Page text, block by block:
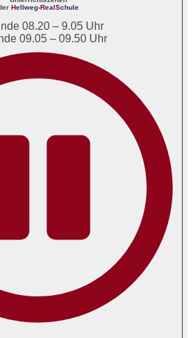
Hellweg-RealSchule
08.20 – 9.05 Uhr
09.05 – 09.50 Uhr